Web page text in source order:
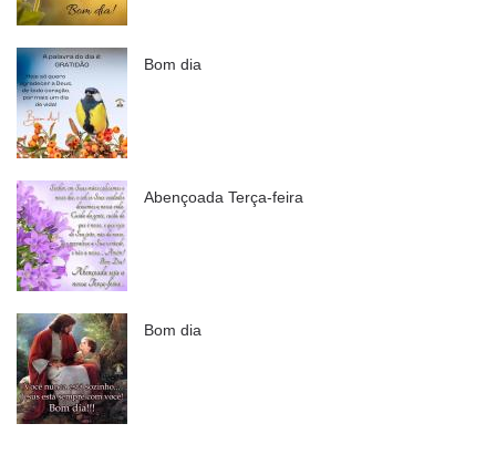
Bom dia
Abençoada Terça-feira
Bom dia